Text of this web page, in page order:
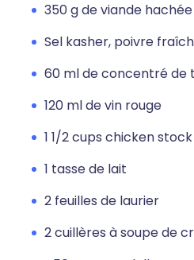
350 g de viande
Sel kasher, poivre
60 ml de concentré de
120 ml de vin rouge
1 1/2 cups chicken stock
1 tasse de lait
2 feuilles de laurier
2 cuillères à soupe de